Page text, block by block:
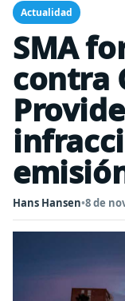
Actualidad
SMA
contra
Hans Hansen•8 de